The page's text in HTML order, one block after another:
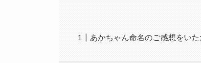
あかちゃん命名のご感想をい